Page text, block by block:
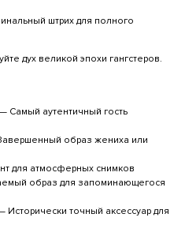
штрих для полного
дух великой эпохи гангстеров.
Самый аутентичный гость
образ жениха или
для атмосферных снимков
образ для запоминающегося
Исторически точный аксессуар для